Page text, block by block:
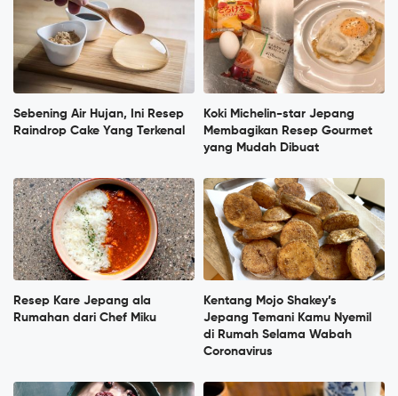
Sebening Air Hujan, Ini Resep
Raindrop Cake Yang Terkenal
Koki Michelin-star Jepang
Membagikan Resep Gourmet
yang Mudah Dibuat
Resep Kare Jepang ala
Rumahan dari Chef Miku
Kentang Mojo Shakey’s
Jepang Temani Kamu Nyemil
di Rumah Selama Wabah
Coronavirus